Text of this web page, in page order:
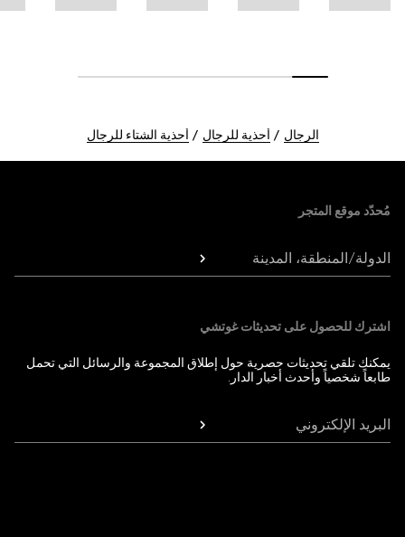
الرجال أحذية للرجال أحذية الشتاء للرجال
مُحدّد موقع المتجر
الدولة/المنطقة، المدينة
اشترك للحصول على تحديثات غوتشي
يمكنك تلقي تحديثات حصرية حول إطلاق المجموعة والرسائل التي تحمل
طابعاً شخصياً وأحدث أخبار الدار.
البريد الإلكتروني